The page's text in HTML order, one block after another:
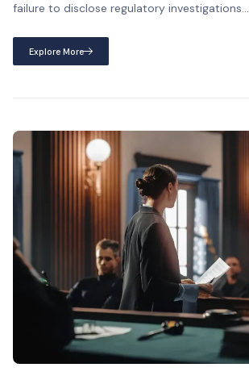
failure to disclose regulatory investigations...
Explore More